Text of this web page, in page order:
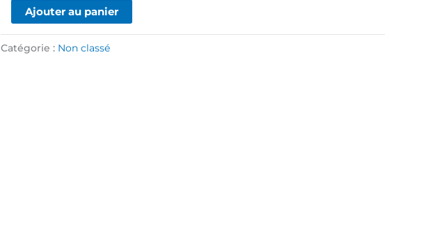
Déploiement
de
Ajouter au panier
Catégorie : Non classé